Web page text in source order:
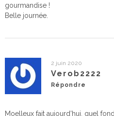
gourmandise !
Belle journée.
2 juin 2020
Verob2222
Répondre
Moelleux fait aujourd’hui. quel